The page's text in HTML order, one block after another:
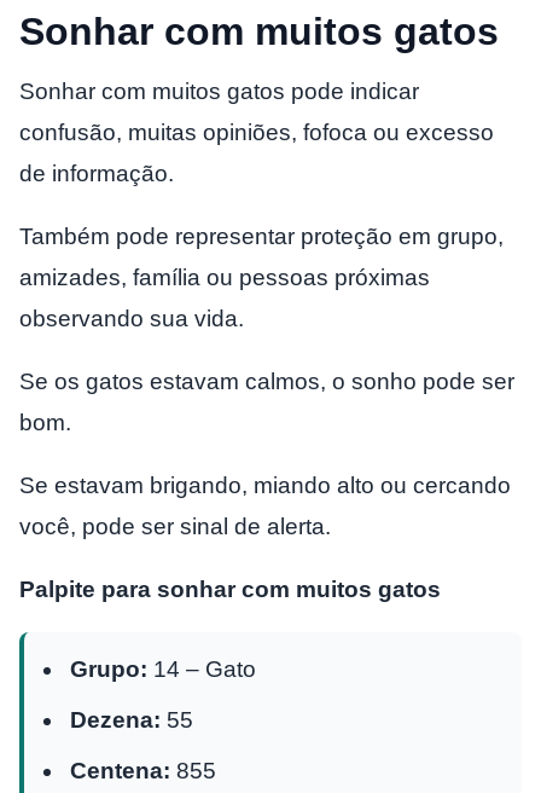
Sonhar com muitos gatos
Sonhar com muitos gatos pode indicar
confusão, muitas opiniões, fofoca ou excesso
de informação.
Também pode representar proteção em grupo,
amizades, família ou pessoas próximas
observando sua vida.
Se os gatos estavam calmos, o sonho pode ser
bom.
Se estavam brigando, miando alto ou cercando
você, pode ser sinal de alerta.
Palpite para sonhar com muitos gatos
Grupo: 14 – Gato
Dezena: 55
Centena: 855